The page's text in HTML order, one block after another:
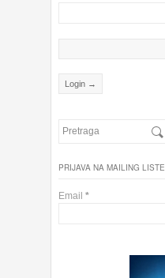
PRIJAVA NA MAILING LISTE
Email *